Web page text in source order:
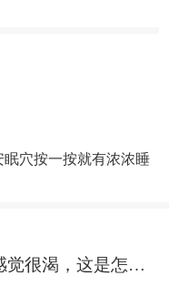
穴按一按就有浓浓睡
每天都感觉很渴，这是怎么回事